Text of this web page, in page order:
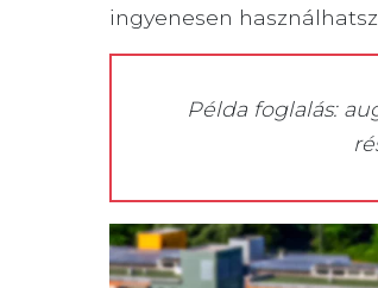
ingyenesen használhatsz.
Példa foglalás: